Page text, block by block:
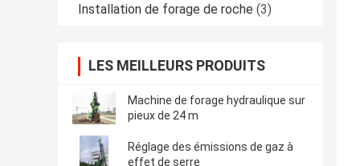
Installation de forage de roche (3)
LES MEILLEURS PRODUITS
Machine de forage hydraulique sur
pieux de 24 m
Réglage des émissions de gaz à
effet de serre